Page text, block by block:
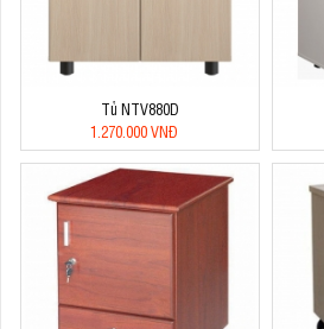
Tủ NTV880D
1.270.000 VNĐ